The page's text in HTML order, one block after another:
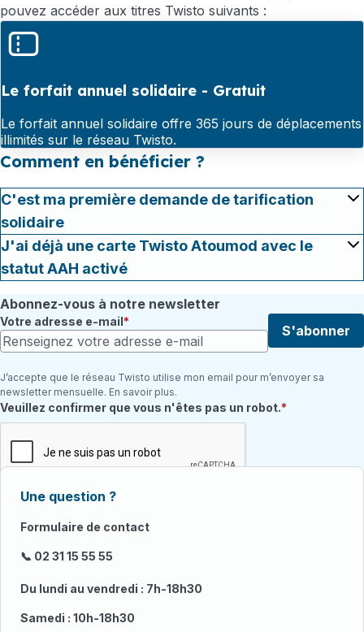
pouvez accéder aux titres Twisto suivants :
Le forfait annuel solidaire - Gratuit
Le forfait annuel solidaire offre 365 jours de déplacements
illimités sur le réseau Twisto.
Comment en bénéficier ?
C'est ma première demande de tarification
solidaire
J'ai déjà une carte Twisto Atoumod avec le
statut AAH activé
Abonnez-vous à notre newsletter
Votre adresse e-mail
S'abonner
J’accepte que le réseau Twisto utilise mon email pour m’envoyer sa
newsletter mensuelle. En savoir plus.
Champ requis
Veuillez confirmer que vous n'êtes pas un robot.
Une question ?
Formulaire de contact
📞 02 31 15 55 55
Du lundi au vendredi : 7h-18h30
Samedi : 10h-18h30